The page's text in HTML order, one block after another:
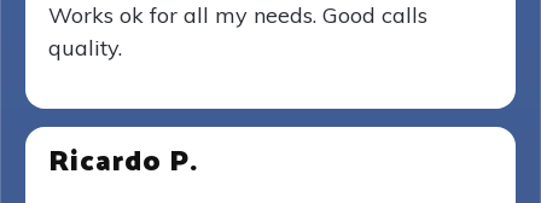
Works ok for all my needs. Good calls
quality.
Ricardo P.